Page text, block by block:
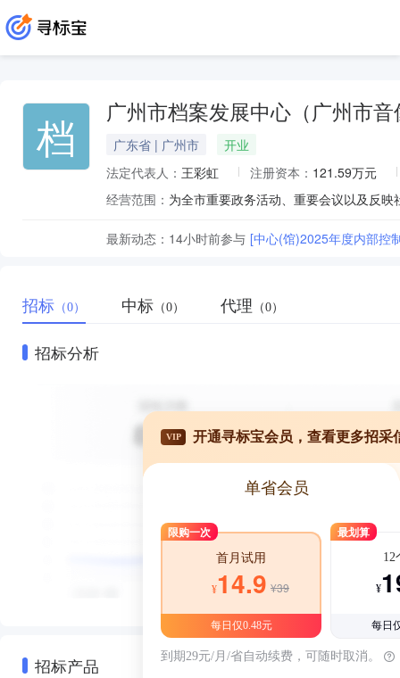
档 广州市档案发展中心（广州市
广东省 | 广州市
开业
法定代表人： 王彩虹 注册资本： 121.59万元
经营范围：
最新动态： 14小时前参与 [中心(馆)2025年度内部控
招标 （0） 中标 （0） 代理 （0）
招标分析
招标产品
VIP 开通寻标宝会员，查看更多招采
单省会员
限购一次
首月试用
¥14.9 ¥39
每日仅0.48元
最划算
12
¥
每日
到期29元/月/省自动续费，可随时取消。